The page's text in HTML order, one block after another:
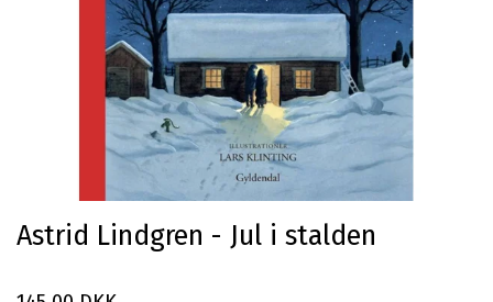
Astrid Lindgren - Jul i stalden